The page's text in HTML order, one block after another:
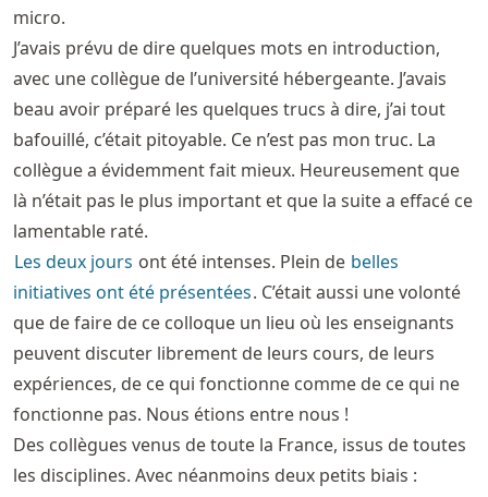
micro.
J’avais prévu de dire quelques mots en introduction,
avec une collègue de l’université hébergeante. J’avais
beau avoir préparé les quelques trucs à dire, j’ai tout
bafouillé, c’était pitoyable. Ce n’est pas mon truc. La
collègue a évidemment fait mieux. Heureusement que
là n’était pas le plus important et que la suite a effacé ce
lamentable raté.
Les deux jours ont été intenses. Plein de belles
initiatives ont été présentées. C’était aussi une volonté
que de faire de ce colloque un lieu où les enseignants
peuvent discuter librement de leurs cours, de leurs
expériences, de ce qui fonctionne comme de ce qui ne
fonctionne pas. Nous étions entre nous !
Des collègues venus de toute la France, issus de toutes
les disciplines. Avec néanmoins deux petits biais :